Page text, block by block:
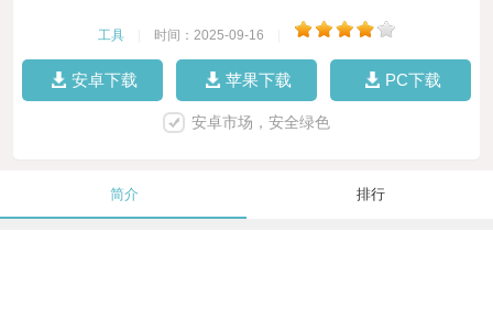
工具 时间：2025-09-16
安卓下载 苹果下载 PC下载
安卓市场，安全绿色
简介 排行